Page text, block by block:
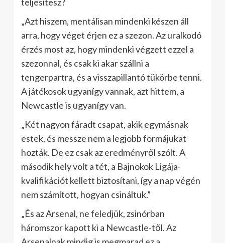
„Azt hiszem, mentálisan mindenki készen áll
arra, hogy véget érjen ez a szezon. Az uralkodó
érzés most az, hogy mindenki végzett ezzel a
szezonnal, és csak ki akar szállni a
tengerpartra, és a visszapillantó tükörbe tenni.
A játékosok ugyanígy vannak, azt hittem, a
Newcastle is ugyanígy van.
„Két nagyon fáradt csapat, akik egymásnak
estek, és messze nem a legjobb formájukat
hozták. De ez csak az eredményről szólt. A
második hely volt a tét, a Bajnokok Ligája-
kvalifikációt kellett biztosítani, így a nap végén
nem számított, hogyan csináltuk.”
„És az Arsenal, ne feledjük, zsinórban
háromszor kapott ki a Newcastle-től. Az